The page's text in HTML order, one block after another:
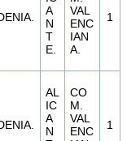
A
N
T
E.
VAL
ENC
IAN
A.
1
AL
IC
A
N
CO
M.
VAL
ENC
1